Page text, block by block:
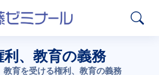
、教育の義務
教育を受ける権利、教育の義務